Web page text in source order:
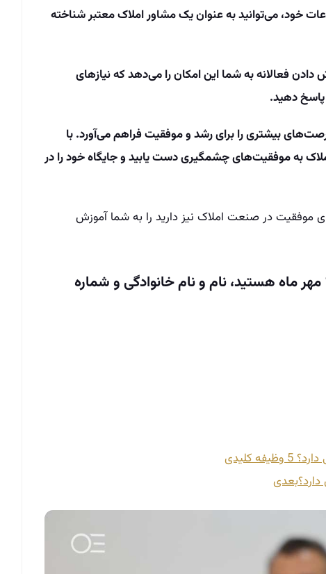
خود، می‌توانید به عنوان یک مشاور املاک معتبر شناخته
فعالانه به شما این امکان را می‌دهد که نیازهای
پاسخ دهید.
بیشتری را برای رشد و موفقیت فراهم می‌آورد. با
به موفقیت‌های چشمگیری دست یابید و جایگاه خود را در
موفقیت در صنعت املاک نیز دارید را به شما آموزش
اگر مایل به شرکت در همایش 13 مهر ماه هستید، نام و نام خانوادگی و شماره
کلیدی
بعدی